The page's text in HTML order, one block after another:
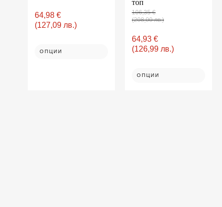
64,98 €
(127,09 лв.)
ОПЦИИ
be
chosen
product
топ
106,35€
(208,00 лв.)
64,93 €
(126,99 лв.)
ОПЦИИ
may
be
on
the
product